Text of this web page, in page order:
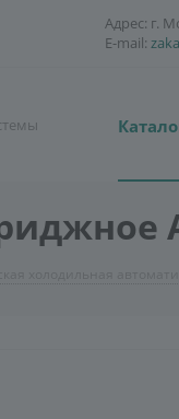
Адрес: г.
E-mail: